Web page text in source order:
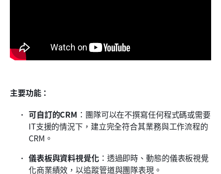
主要功能：
可自訂的CRM ：團隊可以在不撰寫任何程式碼或需要
IT支援的情況下，建立完全符合其業務與工作流程的
CRM。
儀表板與資料視覺化：透過即時、動態的儀表板視覺
化商業績效，以追蹤管道與團隊表現。